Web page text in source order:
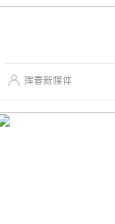
珲春新媒体